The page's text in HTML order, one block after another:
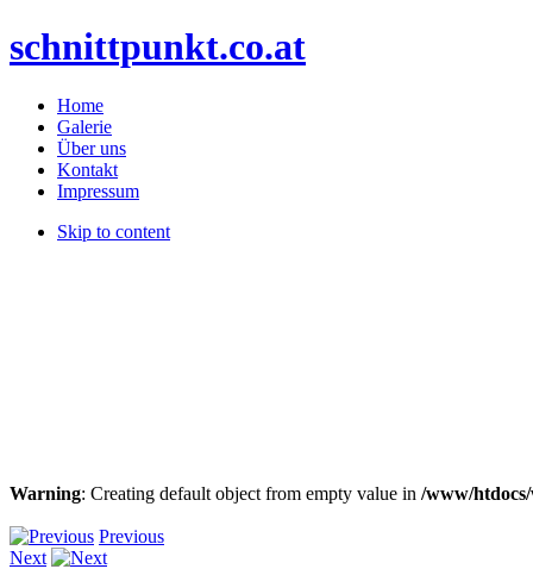
schnittpunkt.co.at
Home
Galerie
Über uns
Kontakt
Impressum
Skip to content
Warning: Creating default object from empty value in /www/
Previous
Next